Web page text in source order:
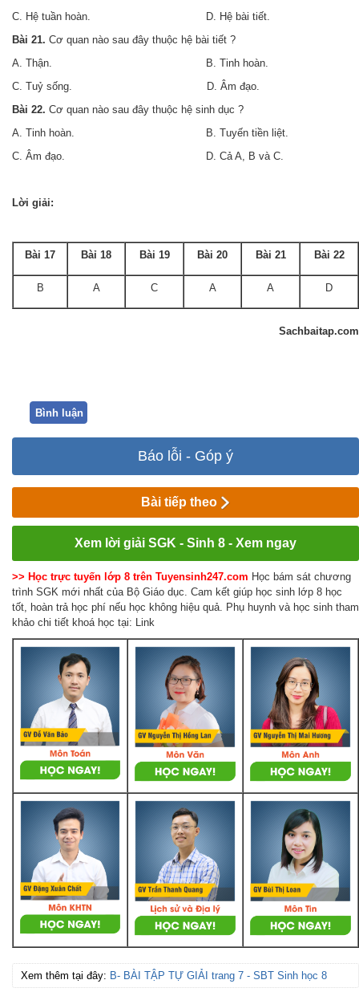
C. Hệ tuần hoàn. D. Hệ bài tiết.
Bài 21. Cơ quan nào sau đây thuộc hệ bài tiết ?
A. Thận. B. Tinh hoàn.
C. Tuỷ sống. D. Âm đạo.
Bài 22. Cơ quan nào sau đây thuộc hệ sinh dục ?
A. Tinh hoàn. B. Tuyến tiền liệt.
C. Âm đạo. D. Cả A, B và C.
Lời giải:
Bài 17 Bàỉ 18 Bài 19 Bài 20 Bài 21 Bài 22
B A C A A D
Sachbaitap.com
Bình luận
Báo lỗi - Góp ý
Bài tiếp theo
Xem lời giải SGK - Sinh 8 - Xem ngay
>> Học trực tuyến lớp 8 trên Tuyensinh247.com Học bám sát chương
trình SGK mới nhất của Bộ Giáo dục. Cam kết giúp học sinh lớp 8 học
tốt, hoàn trả học phí nếu học không hiệu quả. Phụ huynh và học sinh tham
khảo chi tiết khoá học tại: Link
Xem thêm tại đây: B- BÀI TẬP TỰ GIẢI trang 7 - SBT Sinh học 8